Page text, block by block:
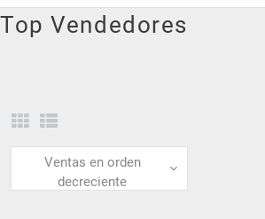
Top Vendedores
Ventas en orden
decreciente